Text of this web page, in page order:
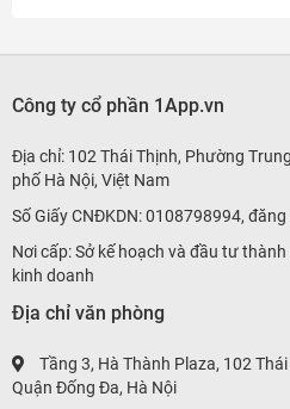
Công ty cổ phần 1App.vn
Địa chỉ: 102 Thái Thịnh, Phường
phố Hà Nội, Việt Nam
Số Giấy CNĐKDN: 0108798994,
Nơi cấp: Sở kế hoạch và đầu tư
kinh doanh
Địa chỉ văn phòng
Tầng 3, Hà Thành Plaza, 102
Quận Đống Đa, Hà Nội